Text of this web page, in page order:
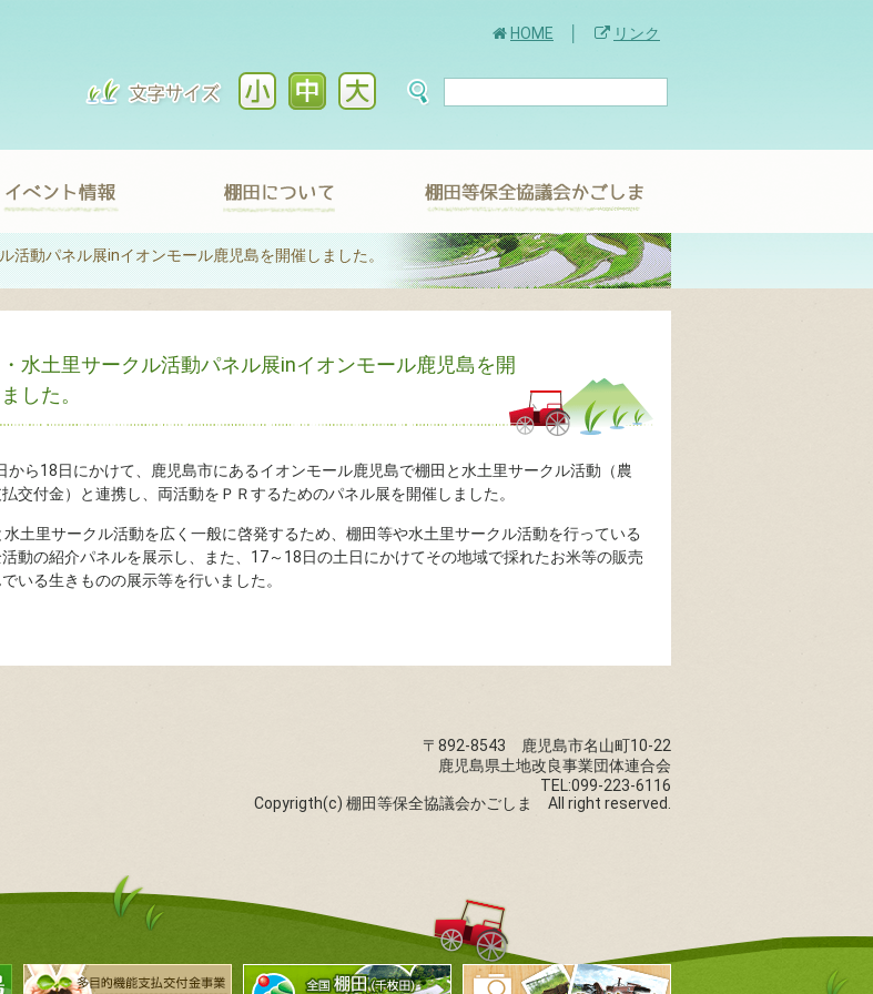
HOME リンク
活動パネル展inイオンモール鹿児島を開催しました。
水土里サークル活動パネル展inイオンモール鹿児島を開
した。
から18日にかけて、鹿児島市にあるイオンモール鹿児島で棚田と水土里サークル活動（農
交付金）と連携し、両活動をＰＲするためのパネル展を開催しました。
土里サークル活動を広く一般に啓発するため、棚田等や水土里サークル活動を行っている
動の紹介パネルを展示し、また、17～18日の土日にかけてその地域で採れたお米等の販売
いる生きものの展示等を行いました。
〒892-8543 鹿児島市名山町10-22
鹿児島県土地改良事業団体連合会
TEL:099-223-6116
Copyrigth(c) 棚田等保全協議会かごしま All right reserved.